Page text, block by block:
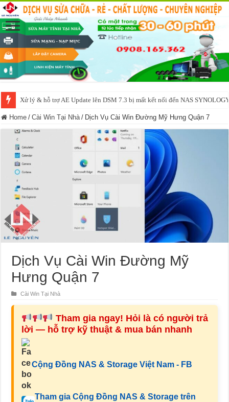
Xử lý & hỗ trợ AE Update lên DSM 7.3 bị mất kết nối đến NAS
NAS IO DATA N3160 2BAY 4BAY – chạy SYNOLOGY, OMV, CASA
Home / Cài Win Tại Nhà / Dịch Vụ Cài Win Đường Mỹ Hưng Quận 7
Dịch Vụ Cài Win Đường Mỹ
Hưng Quận 7
Cài Win Tại Nhà
Tham gia ngay! Hỏi là có người trả
lời — hỗ trợ kỹ thuật & mua bán nhanh
Cộng Đồng NAS & Storage Việt Nam - FB
Tham gia Cộng Đồng NAS & Storage trên